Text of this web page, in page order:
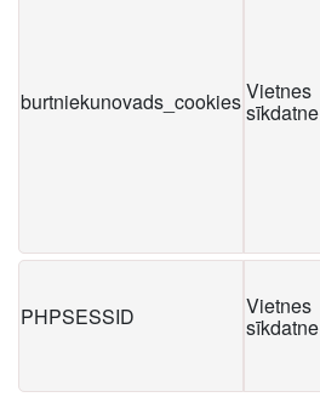
burtniekunovads_cookiesVietnes
sīkdatne
PHPSESSID Vietnes
sīkdatne